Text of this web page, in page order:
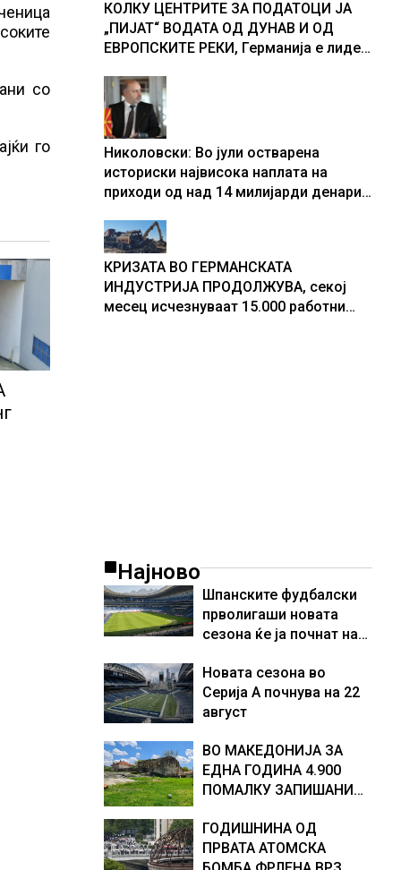
со
го
КОЛКУ ЦЕНТРИТЕ ЗА ПОДАТОЦИ ЈА
„ПИЈАТ“ ВОДАТА ОД ДУНАВ И ОД
ЕВРОПСКИТЕ РЕКИ, Германија е лидер
центри за податоци
Николовски: Во јули остварена
историски највисока наплата на
приходи од над 14 милијарди денари
резултати
КРИЗАТА ВО ГЕРМАНСКАТА
ИНДУСТРИЈА ПРОДОЛЖУВА, секој
месец исчезнуваат 15.000 работни
Најново
Шпанските фудбалски
прволигаши новата
сезона ќе ја почнат на
Новата сезона во
Серија А почнува на 22
август
ВО МАКЕДОНИЈА ЗА
ЕДНА ГОДИНА 4.900
ПОМАЛКУ ЗАПИШАНИ
ГОДИШНИНА ОД
ПРВАТА АТОМСКА